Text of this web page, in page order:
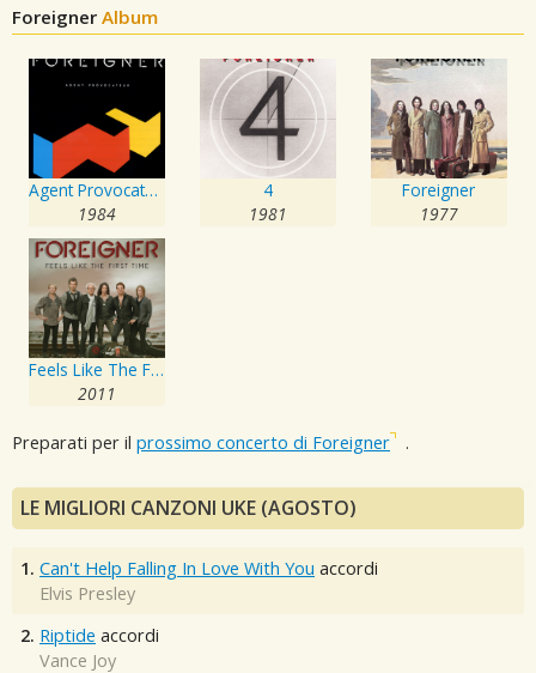
Foreigner Album
Agent Provocateur
1984
4
1981
Foreigner
1977
Feels Like The First Time
2011
Preparati per il prossimo concerto di Foreigner .
LE MIGLIORI CANZONI UKE (AGOSTO)
1. Can't Help Falling In Love With You accordi
Elvis Presley
2. Riptide accordi
Vance Joy